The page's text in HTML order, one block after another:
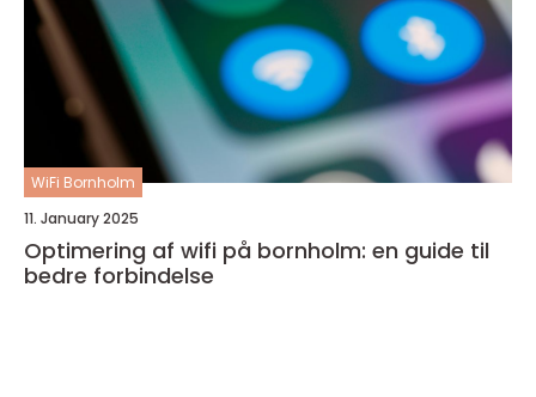
WiFi Bornholm
11. January 2025
Optimering af wifi på bornholm: en guide til
bedre forbindelse